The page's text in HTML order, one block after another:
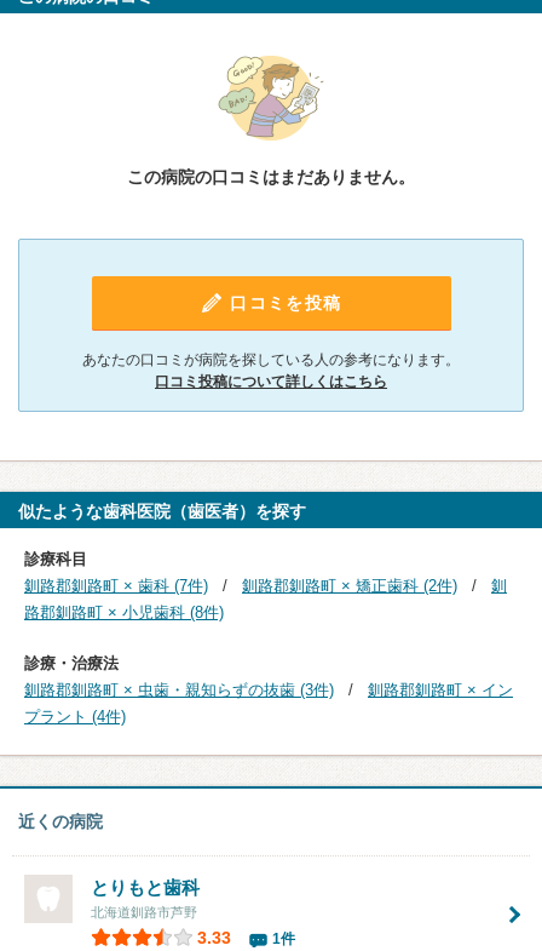
この病院の口コミはまだありません。
口コミを投稿
あなたの口コミが病院を探している人の参考になります。
口コミ投稿について詳しくはこちら
似たような歯科医院（歯医者）を探す
診療科目
釧路郡釧路町 × 歯科 (7件)
釧路郡釧路町 × 矯正歯科 (2件)
釧
路郡釧路町 × 小児歯科 (8件)
診療・治療法
釧路郡釧路町 × 虫歯・親知らずの抜歯 (3件)
釧路郡釧路町 × イン
プラント (4件)
近くの病院
とりもと歯科
北海道釧路市芦野
3.33 1件